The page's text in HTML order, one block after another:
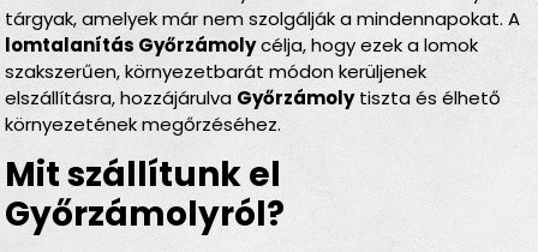
tárgyak, amelyek már nem szolgálják a mindennapokat. A
lomtalanítás Győrzámolycélja, hogy ezek a lomok
szakszerűen, környezetbarát módon kerüljenek
elszállításra, hozzájárulva Győrzámolytiszta és élhető
környezetének megőrzéséhez.
Mit szállítunk el
Győrzámolyról?